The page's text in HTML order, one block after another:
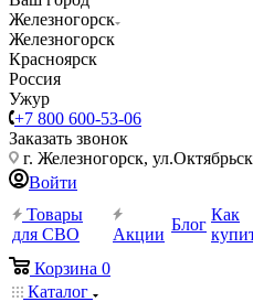
Железногорск
Железногорск
Красноярск
Россия
Ужур
+7 800 600-53-06
Заказать звонок
г. Железногорск,
Войти
Товары
для СВО
Акции
Блог
Как
Корзина 0
Каталог